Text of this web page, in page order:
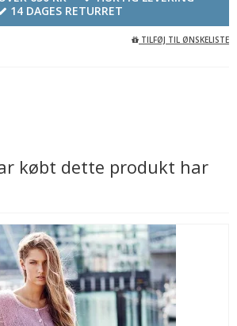
14 DAGES RETURRET
TILFØJ TIL ØNSKELISTE
købt dette produkt har